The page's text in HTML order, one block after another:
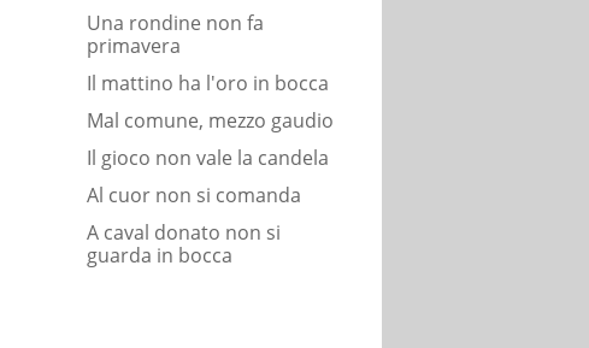
Una rondine non fa
primavera
Il mattino ha l'oro in bocca
Mal comune, mezzo gaudio
Il gioco non vale la candela
Al cuor non si comanda
A caval donato non si
guarda in bocca